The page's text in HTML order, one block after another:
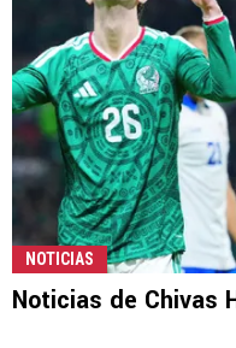
NOTICIAS
Noticias de Chivas